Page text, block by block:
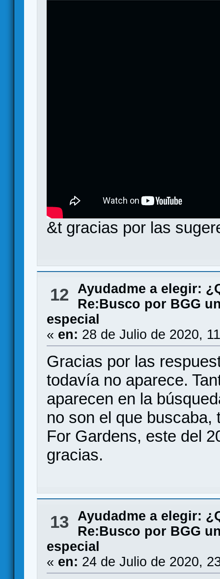
&t gracias por las
12
Ayudadme a elegir:
Re:Busco por BGG
especial
« en: 28 de Julio de 2020,
Gracias por las
todavía no aparece.
aparecen en la
no son el que buscaba,
For Gardens, este del
gracias.
13 Ayudadme a elegir:
Re:Busco por BGG
especial
« en: 24 de Julio de 2020,